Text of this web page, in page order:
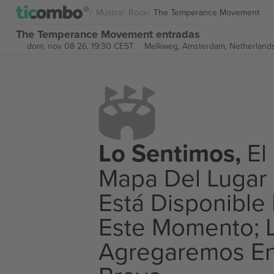
Música Rock The Temperance Movement
The Temperance Movement entradas
dom, nov 08 26, 19:30 CEST Melkweg, Amsterdam,
Lo Sentimos, El
Mapa Del Lugar
Está Disponible
Este Momento;
Agregaremos